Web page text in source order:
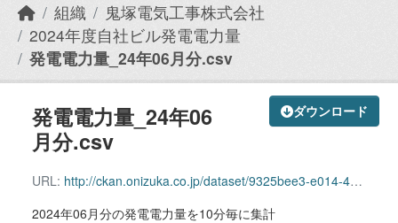
組織
鬼塚電気工事株式会社
2024年度自社ビル発電電力量
発電電力量_24年06月分.csv
ダウンロード
発電電力量_24年06
月分.csv
URL: http://ckan.onizuka.co.jp/dataset/9325bee3-e014-44fd-a62b-cc48ab73e947/resource/5ed70ddf-7f7b-4f30-9aa9-76891c318897/download/power_2406.csv
2024年06月分の発電電力量を10分毎に集計